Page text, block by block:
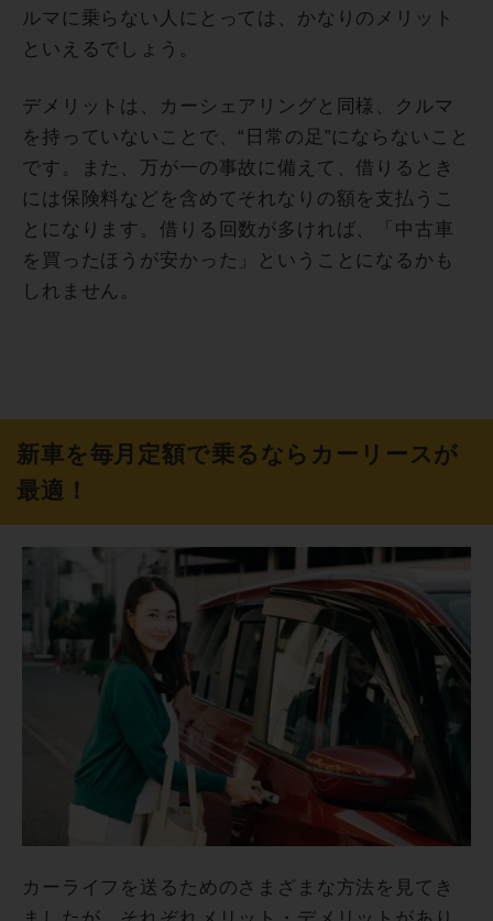
ルマに乗らない人にとっては、かなりのメリット
といえるでしょう。
デメリットは、カーシェアリングと同様、クルマ
を持っていないことで、“日常の足”にならないこと
です。また、万が一の事故に備えて、借りるとき
には保険料などを含めてそれなりの額を支払うこ
とになります。借りる回数が多ければ、「中古車
を買ったほうが安かった」ということになるかも
しれません。
新車を毎月定額で乗るならカーリースが
最適！
カーライフを送るためのさまざまな方法を見てき